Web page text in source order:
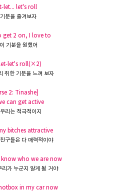
let... let's roll
분을 즐겨보자
get 2 on, I love to
기분을 원했어
let's roll(×2)
취한 기분을 느껴 보자
2: Tinashe]
can get active
리는 적극적이지
bitches attractive
친구들은 다 매력적이야
who we are now
리가 누군지 알게 될 거야
in my car now